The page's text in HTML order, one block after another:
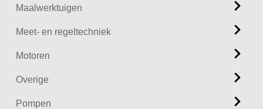
Maalwerktuigen
Meet- en regeltechniek
Motoren
Overige
Pompen